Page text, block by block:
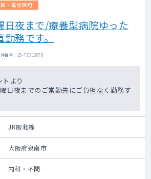
・専修医可
日夜まで/療養型病院ゆった
務です。
番号 : 25-TZ312678
より
日夜までのご常勤先にご負担なく勤務す
JR阪和線
大阪府泉南市
内科・不問